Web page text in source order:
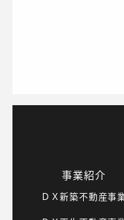
事業紹介
ＤＸ新築不動産事